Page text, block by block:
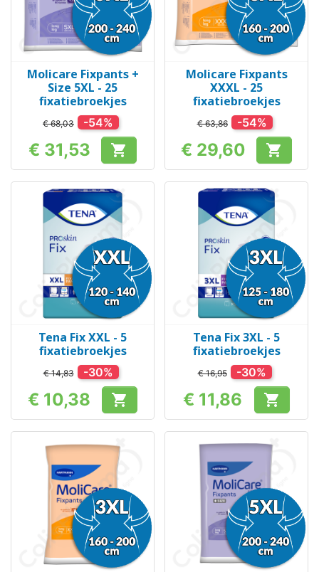
Molicare Fixpants +
Size 5XL - 25
fixatiebroekjes
€ 68,03 -54%
Prijs
€ 31,53 
Molicare Fixpants
XXXL - 25
fixatiebroekjes
€ 63,86 -54%
Prijs
€ 29,60 
Tena Fix XXL - 5
fixatiebroekjes
€ 14,83 -30%
Prijs
€ 10,38 
Tena Fix 3XL - 5
fixatiebroekjes
€ 16,95 -30%
Prijs
€ 11,86 